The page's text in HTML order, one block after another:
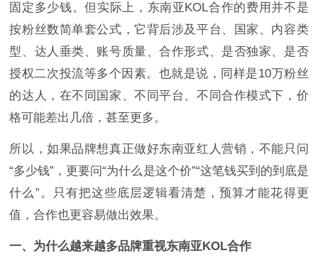
固定多少钱。但实际上，东南亚KOL合作的费用并不是
按粉丝数简单套公式，它背后涉及平台、国家、内容类
型、达人垂类、账号质量、合作形式、是否独家、是否
授权二次投流等多个因素。也就是说，同样是10万粉丝
的达人，在不同国家、不同平台、不同合作模式下，价
格可能差出几倍，甚至更多。
所以，如果品牌想真正做好东南亚红人营销，不能只问
“多少钱”，更要问“为什么是这个价”“这笔钱买到的到底是
什么”。只有把这些底层逻辑看清楚，预算才能花得更
值，合作也更容易做出效果。
一、为什么越来越多品牌重视东南亚KOL合作